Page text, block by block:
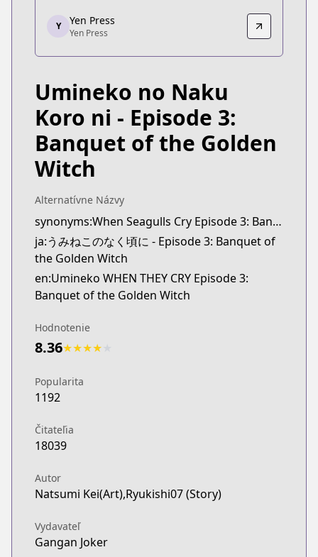
Yen Press
Yen Press
https://yenpress.com/series/umineko-when-they-
Y Yen Press
Yen Press
Umineko no Naku
Koro ni - Episode 3:
Banquet of the Golden
Witch
Alternatívne Názvy
synonyms:When Seagulls Cry Episode 3: Banquet of the Golden Witch
ja:うみねこのなく頃に - Episode 3: Banquet of
the Golden Witch
en:Umineko WHEN THEY CRY Episode 3:
Banquet of the Golden Witch
Hodnotenie
8.36★★★★
Popularita
1192
Čitateľia
18039
Autor
Natsumi Kei(Art),Ryukishi07 (Story)
Vydavateľ
Gangan Joker